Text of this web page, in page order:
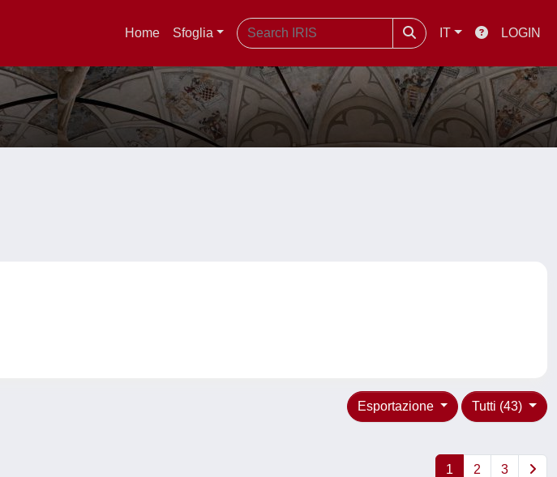
Home Sfoglia IT LOGIN
Tutti (43)
Esportazione
1 2 3